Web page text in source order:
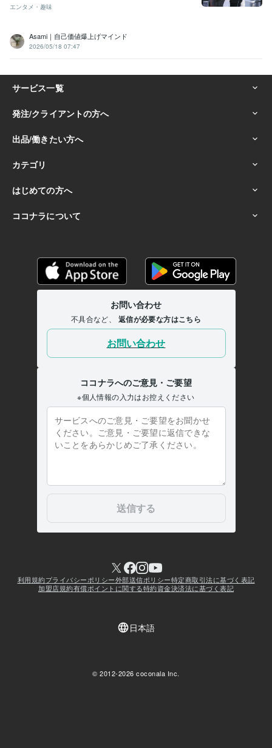
エンタメ・趣味
Asami｜自己価値爆上げマインド
2026/05/18 07:47